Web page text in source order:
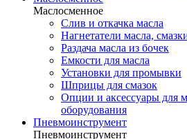
Маслосменное
Слив и откачка масла
Нагнетатели масла,
Раздача масла из бочек
Емкости для масла
Установки для промывки
Шприцы для смазок
Опции и аксессуары для
оборудования
Пневмоинструмент
Пневмоинструмент